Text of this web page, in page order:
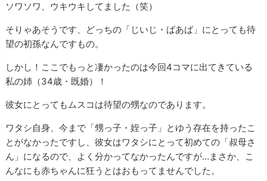
ソワソワ、ウキウキしてました（笑）
そりゃあそうです、どっちの「じいじ・ばあば」にとっても待
望の初孫なんですもの。
しかし！ここでもっと凄かったのは今回4コマに出てきている
私の姉（34歳・既婚）！
彼女にとってもムスコは待望の甥なのであります。
ワタシ自身、今まで「甥っ子・姪っ子」とゆう存在を持ったこ
とがなかったですし、彼女はワタシにとって初めての「叔母さ
ん」になるので、よく分かってなかったんですが…まさか、こ
んなにも赤ちゃんに狂うとはおもってませんでした。